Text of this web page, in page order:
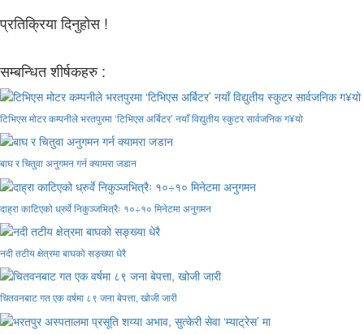
प्रतिक्रिया दिनुहोस !
सम्बन्धित शीर्षकहरु :
टिभिएस मोटर कम्पनीले भरतपुरमा ‘टिभिएस अर्बिटर’ नयाँ विद्युतीय स्कुटर सार्वजनिक ग¥यो
बाघ र चितुवा अनुगमन गर्न क्यामरा जडान
दाह्रा काटिएको ध्रुर्वे निकुञ्जभित्रैः १०÷१० मिनेटमा अनुगमन
नदी तटीय क्षेत्रमा बाघको सङ्ख्या धेरै
चितवनबाट गत एक वर्षमा ८९ जना बेपत्ता, खोजी जारी